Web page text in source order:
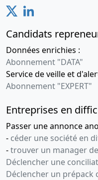
Candidats
Données enrichies :
Abonnement "DATA"
Service de veille et
Abonnement "EXPERT"
Entreprises en
Passer une annonce
- céder une société en
-trouver un manager
Déclencher une
Déclencher un prépack